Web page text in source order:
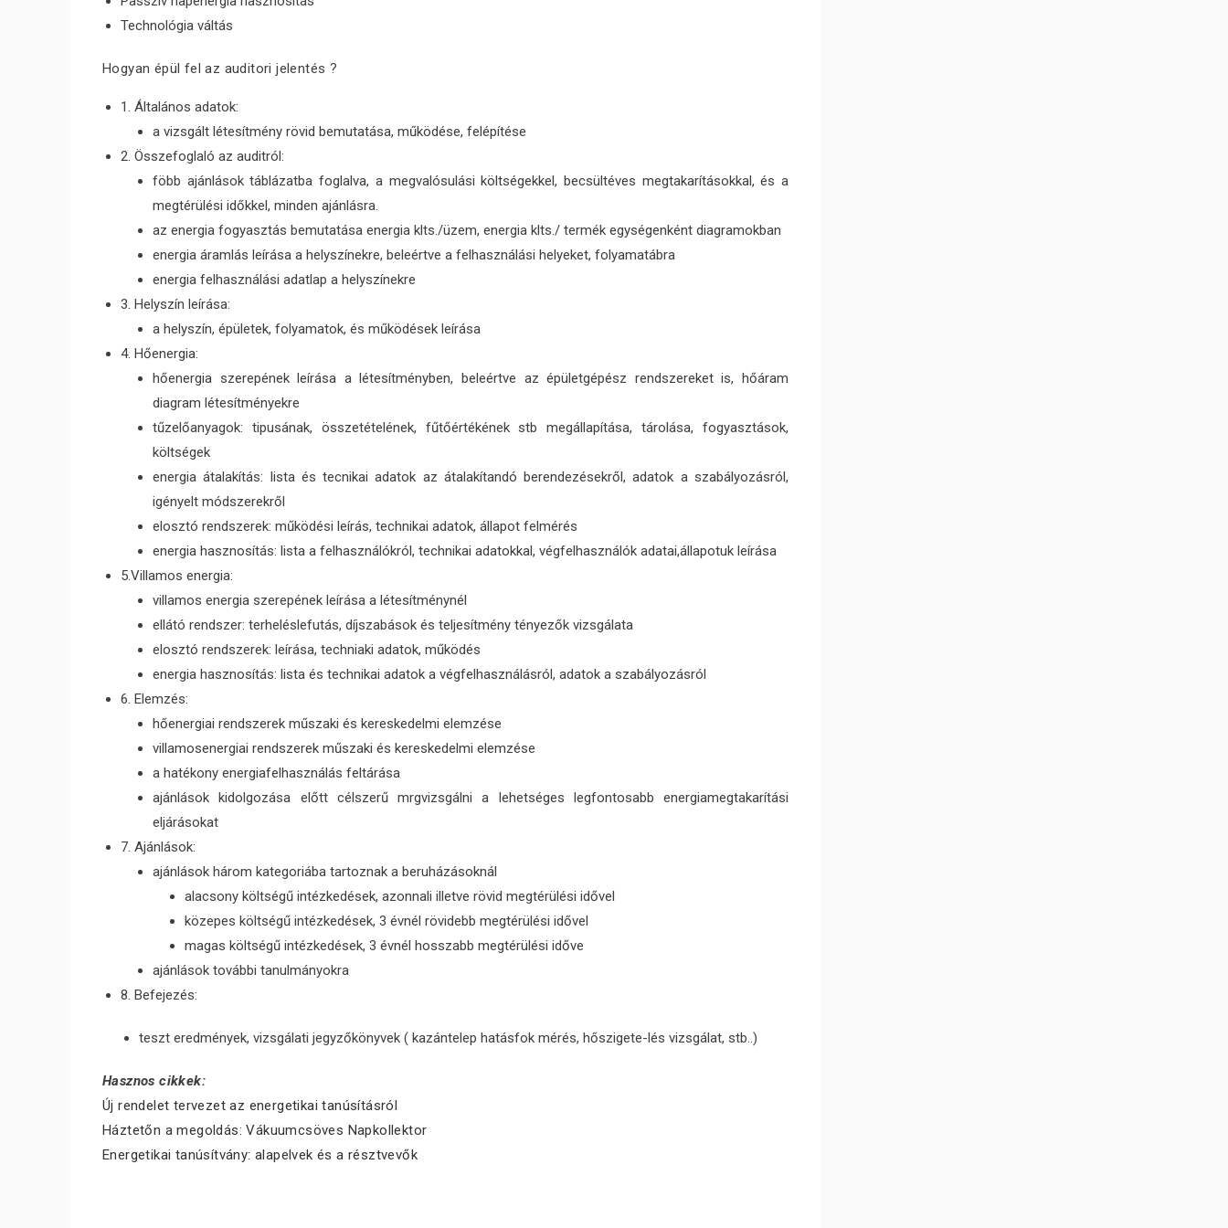
Technológia váltás
Hogyan épül fel az auditori jelentés ?
1. Általános adatok:
a vizsgált létesítmény rövid bemutatása, működése, felépítése
2. Összefoglaló az auditról:
föbb ajánlások táblázatba foglalva, a megvalósulási költségekkel, becsültéves megtakarításokkal, és a
megtérülési időkkel, minden ajánlásra.
az energia fogyasztás bemutatása energia klts./üzem, energia klts./ termék egységenként diagramokban
energia áramlás leírása a helyszínekre, beleértve a felhasználási helyeket, folyamatábra
energia felhasználási adatlap a helyszínekre
3. Helyszín leírása:
a helyszín, épületek, folyamatok, és működések leírása
4. Hőenergia:
hőenergia szerepének leírása a létesítményben, beleértve az épületgépész rendszereket is, hőáram
diagram létesítményekre
tűzelőanyagok: tipusának, összetételének, fűtőértékének stb megállapítása, tárolása, fogyasztások,
költségek
energia átalakítás: lista és tecnikai adatok az átalakítandó berendezésekről, adatok a szabályozásról,
igényelt módszerekről
elosztó rendszerek: működési leírás, technikai adatok, állapot felmérés
energia hasznosítás: lista a felhasználókról, technikai adatokkal, végfelhasználók adatai,állapotuk leírása
5.Villamos energia:
villamos energia szerepének leírása a létesítménynél
ellátó rendszer: terheléslefutás, díjszabások és teljesítmény tényezők vizsgálata
elosztó rendszerek: leírása, techniaki adatok, működés
energia hasznosítás: lista és technikai adatok a végfelhasználásról, adatok a szabályozásról
6. Elemzés:
hőenergiai rendszerek műszaki és kereskedelmi elemzése
villamosenergiai rendszerek műszaki és kereskedelmi elemzése
a hatékony energiafelhasználás feltárása
ajánlások kidolgozása előtt célszerű mrgvizsgálni a lehetséges legfontosabb energiamegtakarítási
eljárásokat
7. Ajánlások:
ajánlások három kategoriába tartoznak a beruházásoknál
alacsony költségű intézkedések, azonnali illetve rövid megtérülési idővel
közepes költségű intézkedések, 3 évnél rövidebb megtérülési idővel
magas költségű intézkedések, 3 évnél hosszabb megtérülési időve
ajánlások további tanulmányokra
8. Befejezés:
teszt eredmények, vizsgálati jegyzőkönyvek ( kazántelep hatásfok mérés, hőszigete-lés vizsgálat, stb..)
Hasznos cikkek:
Új rendelet tervezet az energetikai tanúsításról
Háztetőn a megoldás: Vákuumcsöves Napkollektor
Energetikai tanúsítvány: alapelvek és a résztvevők